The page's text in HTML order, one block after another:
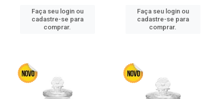
Faça seu login ou
cadastre-se para
comprar.
Faça seu login ou
cadastre-se para
comprar.